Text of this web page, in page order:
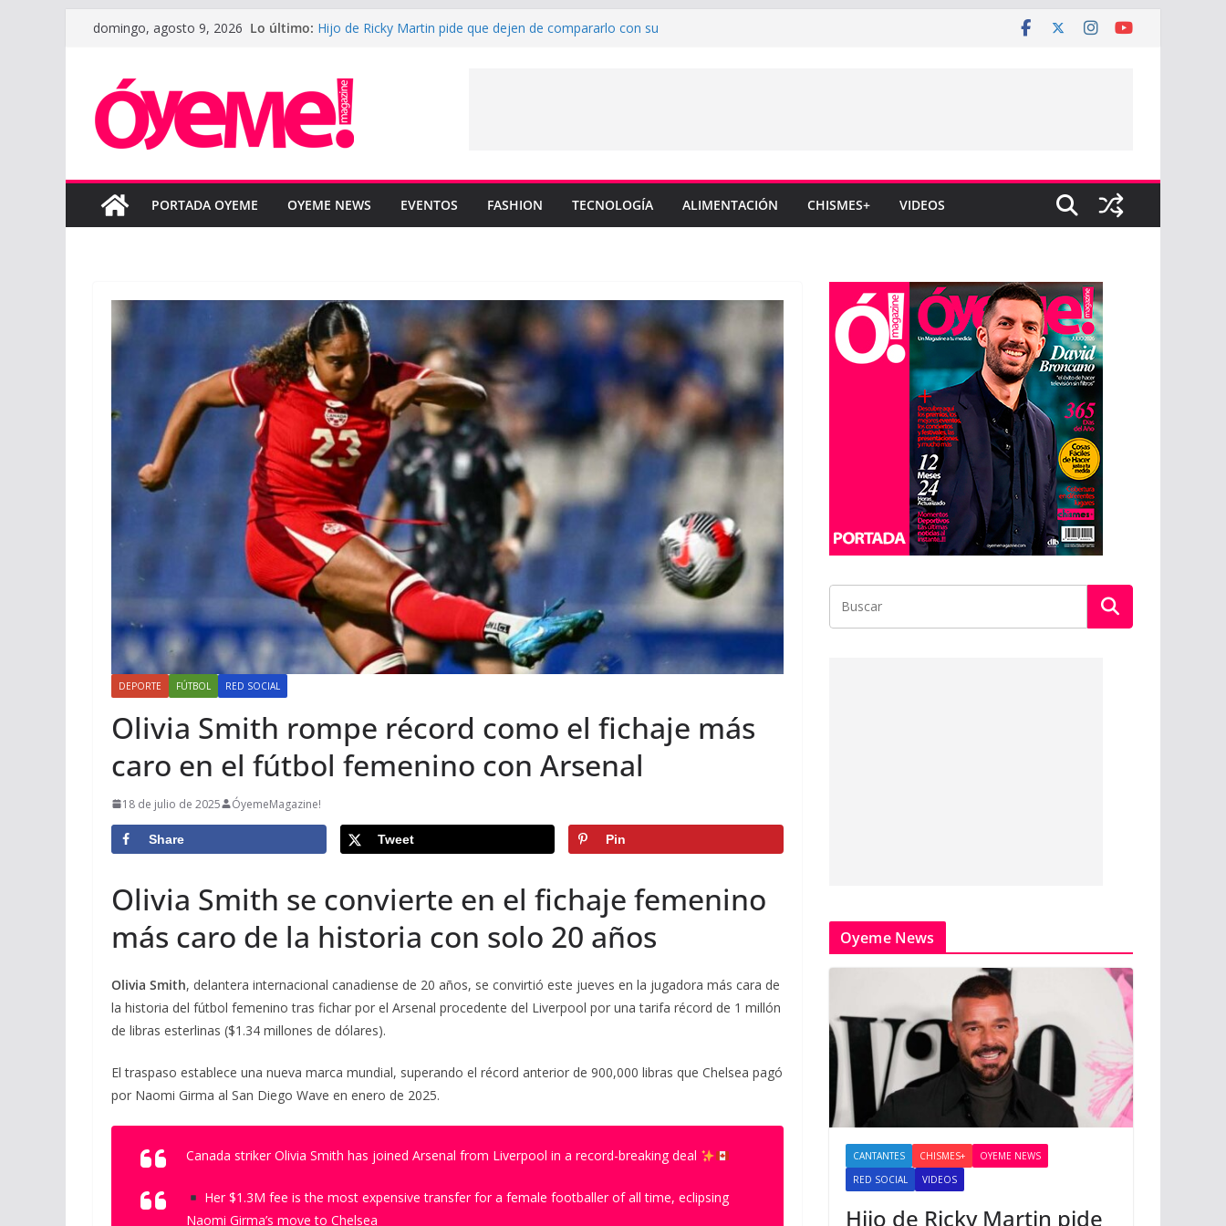
Saltardomingo, agosto 9, 2026 Lo último: Hijo de Ricky Martin pide que dejen de compararlo con su
la nueva temporada de la NBA
LUNAY presenta su nuevo sencillo “MI BB” junto a Omar
Courtz
Boza reinterpreta cinco canciones clave de su catálogo en
PORTADA OYEME OYEME NEWS EVENTOS FASHION TECNOLOGÍA ALIMENTACIÓN CHISMES+ VIDEOS
DEPORTE FÚTBOL RED SOCIAL
Olivia Smith rompe récord como el fichaje más
caro en el fútbol femenino con Arsenal
18 de julio de 2025 ÓyemeMagazine!
Share Tweet Pin
Olivia Smith se convierte en el fichaje femenino
más caro de la historia con solo 20 años
Olivia Smith, delantera internacional canadiense de 20 años, se convirtió este jueves en la jugadora más cara de
la historia del fútbol femenino tras fichar por el Arsenal procedente del Liverpool por una tarifa récord de 1 millón
de libras esterlinas ($1.34 millones de dólares).
El traspaso establece una nueva marca mundial, superando el récord anterior de 900,000 libras que Chelsea pagó
por Naomi Girma al San Diego Wave en enero de 2025.
Canada striker Olivia Smith has joined Arsenal from Liverpool in a record-breaking deal
Her $1.3M fee is the most expensive transfer for a female footballer of all time, eclipsing
Naomi Girma’s move to Chelsea
Oyeme News
CANTANTES CHISMES+
OYEME NEWS
RED SOCIAL
VIDEOS
Hijo de Ricky Martin pide